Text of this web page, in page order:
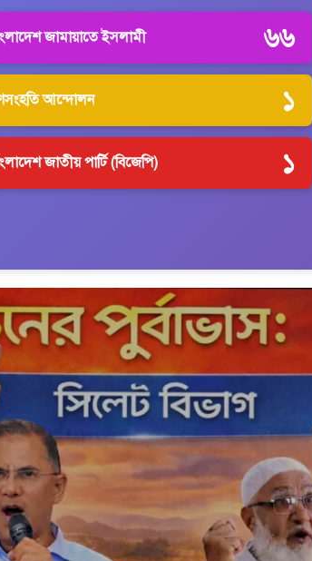
জামায়াতে ইসলামী ৬৬
আন্দোলন ১
জাতীয় পার্টি (বিজেপি) ১